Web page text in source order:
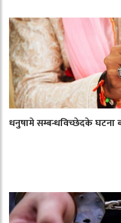
धनुषामे सम्बन्धविच्छेदके